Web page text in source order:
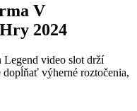
V
2024
Legend video slot drží
výherné roztočenia,